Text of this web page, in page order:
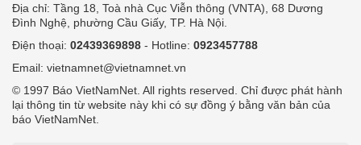
Địa chỉ: Tầng 18, Toà nhà Cục Viễn thông (VNTA), 68 Dương
Đình Nghệ, phường Cầu Giấy, TP. Hà Nội.
Điện thoại: 02439369898 - Hotline: 0923457788
Email: vietnamnet@vietnamnet.vn
© 1997 Báo VietNamNet. All rights reserved. Chỉ được phát hành
lại thông tin từ website này khi có sự đồng ý bằng văn bản của
báo VietNamNet.